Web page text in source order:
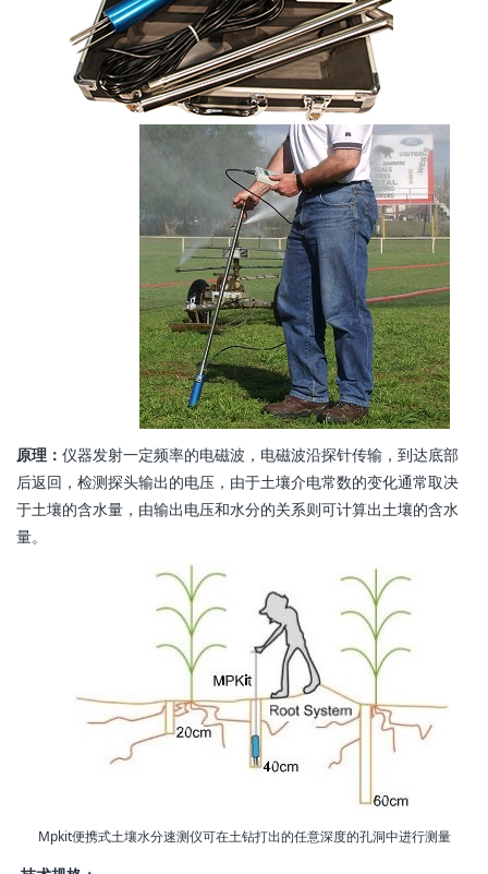
原理： 仪器发射一定频率的电磁波，电磁波沿探针传输，到达底部
后返回，检测探头输出的电压，由于土壤介电常数的变化通常取决
于土壤的含水量，由输出电压和水分的关系则可计算出土壤的含水
量。
Mpkit便携式土壤水分速测仪可在土钻打出的任意深度的孔洞中进行测量